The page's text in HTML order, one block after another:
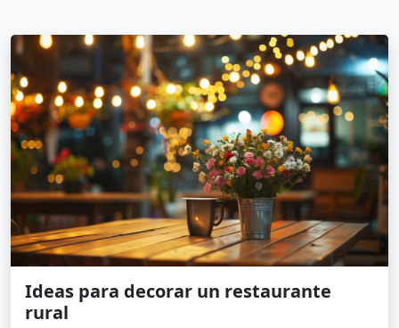
Ideas para decorar un restaurante
rural